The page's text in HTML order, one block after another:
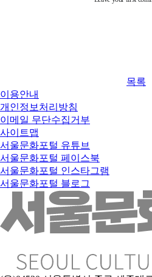
목록
이용안내
개인정보처리방침
이메일 무단수집거부
사이트맵
서울문화포털 유튜브
서울문화포털 페이스북
서울문화포털 인스타그램
서울문화포털 블로그